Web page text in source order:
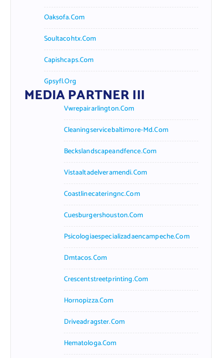
Oaksofa.com
Soultacohtx.com
Capishcaps.com
Gpsyfl.org
MEDIA PARTNER III
Vwrepairarlington.com
Cleaningservicebaltimore-Md.com
Beckslandscapeandfence.com
Vistaaltadelveramendi.com
Coastlinecateringnc.com
Cuesburgershouston.com
Psicologiaespecializadaencampeche.com
Dmtacos.com
Crescentstreetprinting.com
Hornopizza.com
Driveadragster.com
Hematologa.com